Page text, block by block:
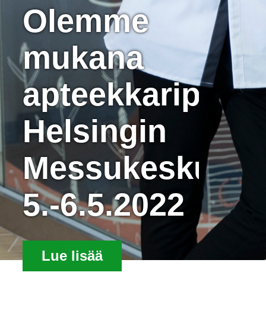
Olemme
mukana
Helsingin
5.-6.5.2022
Lue lisää